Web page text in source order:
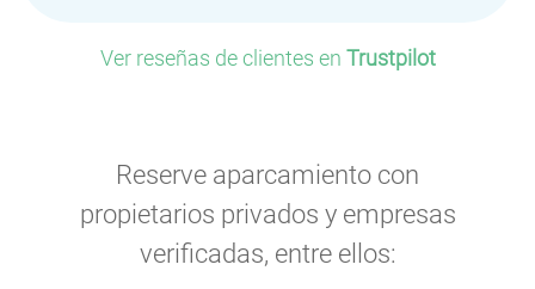
Ver reseñas de clientes en Trustpilot
Reserve aparcamiento con
propietarios privados y empresas
verificadas, entre ellos: